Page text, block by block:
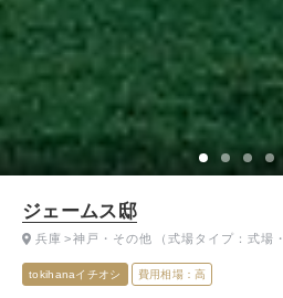
ジェームス邸
tokihanaイチオシ 費用相場：高
兵庫 神戸・その他 （式場タイプ：式場